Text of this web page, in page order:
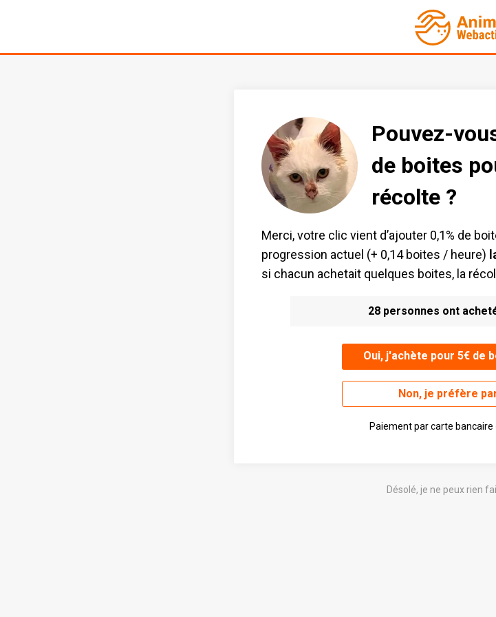
Pouvez-
de boites
récolte ?
Merci, votre clic vient d’ajouter 0,1% de
progression actuel (+ 0,14 boites / heure)
si chacun achetait quelques boites, la
28 personnes ont
Oui, j'achète pour 5€ de
Non, je préfère
Paiement par carte
Désolé, je ne peux rien